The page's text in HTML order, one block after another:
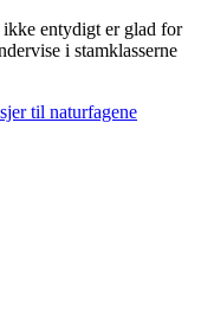
ikke entydigt er glad for
i stamklasserne
til naturfagene